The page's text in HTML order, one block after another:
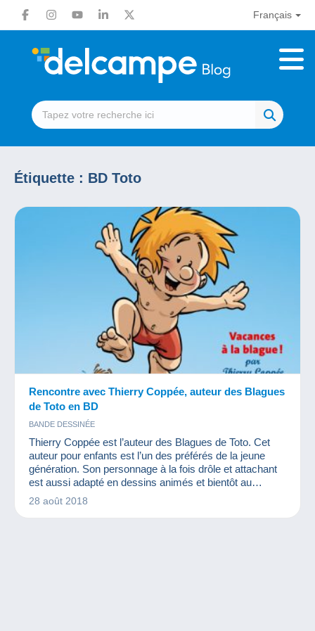
Français
Étiquette : BD Toto
Rencontre avec Thierry Coppée, auteur des Blagues
de Toto en BD
BANDE DESSINÉE
Thierry Coppée est l’auteur des Blagues de Toto. Cet
auteur pour enfants est l’un des préférés de la jeune
génération. Son personnage à la fois drôle et attachant
est aussi adapté en dessins animés et bientôt au
cinéma. Vous ne le connaissez pas ? Nous allons vous
28 août 2018